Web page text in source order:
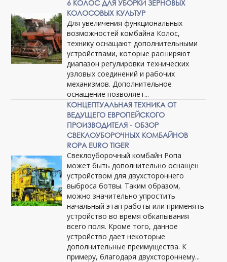
6 КОЛОС ДЛЯ УБОРКИ ЗЕРНОВЫХ
КОЛОСОВЫХ КУЛЬТУР
Для увеличения функциональных
возможностей комбайна Колос,
технику оснащают дополнительными
устройствами, которые расширяют
диапазон регулировки технических
узловых соединений и рабочих
механизмов. Дополнительное
оснащение позволяет...
КОНЦЕПТУАЛЬНАЯ ТЕХНИКА ОТ
ВЕДУЩЕГО ЕВРОПЕЙСКОГО
ПРОИЗВОДИТЕЛЯ - ОБЗОР
СВЕКЛОУБОРОЧНЫХ КОМБАЙНОВ
ROPA EURO TIGER
Свеклоуборочный комбайн Ропа
может быть дополнительно оснащен
устройством для двухстороннего
выброса ботвы. Таким образом,
можно значительно упростить
начальный этап работы или применять
устройство во время обкапывания
всего поля. Кроме того, данное
устройство дает некоторые
дополнительные преимущества. К
примеру, благодаря двухстороннему...